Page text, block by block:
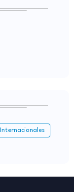
Internacionales